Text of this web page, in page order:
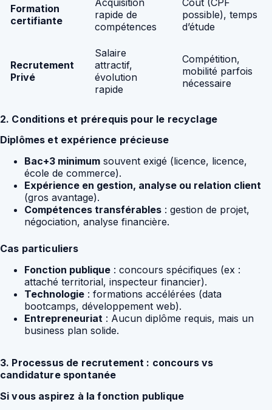
Formation
certifiante
rapide de
compétences
possible), temps
d’étude
Recrutement
Privé
Salaire
attractif,
évolution
rapide
Compétition,
mobilité parfois
nécessaire
2. Conditions et prérequis pour le recyclage
Diplômes et expérience précieuse
Bac+3 minimum souvent exigé (licence, licence,
école de commerce).
Expérience en gestion, analyse ou relation client
(gros avantage).
Compétences transférables : gestion de projet,
négociation, analyse financière.
Cas particuliers
Fonction publique : concours spécifiques (ex :
attaché territorial, inspecteur financier).
Technologie : formations accélérées (data
bootcamps, développement web).
Entrepreneuriat : Aucun diplôme requis, mais un
business plan solide.
3. Processus de recrutement : concours vs
candidature spontanée
Si vous aspirez à la fonction publique